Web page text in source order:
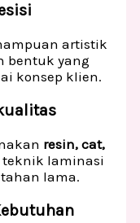
artistik
bentuk yang
konsep klien.
resin, cat,
teknik laminasi
lama.